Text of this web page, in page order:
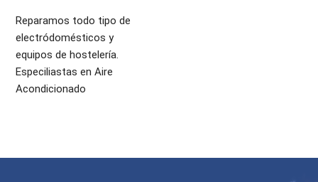
Reparamos todo tipo de
electródomésticos y
equipos de hostelería.
Especiliastas en Aire
Acondicionado